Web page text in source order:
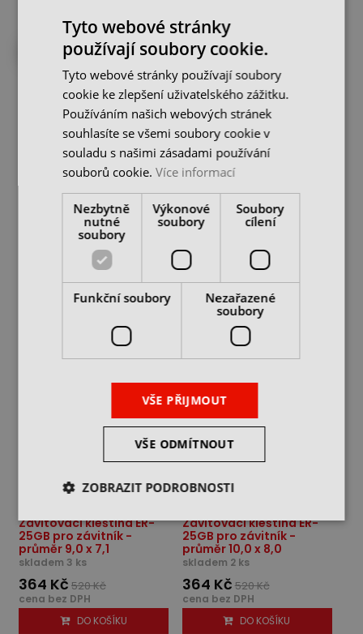
NA CESTĚ OD DODAVATELE
Závitovací kleština ER-
25GB pro závitník -
průměr 8,0 x 6,2
skladem u dodavatele
DO KOŠÍKU
NA CESTĚ OD DODAVATELE
Závitovací kleština ER-
25GB pro závitník -
průměr 8,5 x 6,5
520 Kč
DO KOŠÍKU
Závitovací kleština ER-
25GB pro závitník -
průměr 9,0 x 7,1
skladem 3 ks
364 Kč 520 Kč
-30%
cena bez DPH
DO KOŠÍKU
Závitovací kleština ER-
25GB pro závitník -
průměr 10,0 x 8,0
skladem 2 ks
364 Kč 520 Kč
cena bez DPH
DO KOŠÍKU
Tyto webové stránky
používají soubory cookie.
Tyto webové stránky používají soubory
cookie ke zlepšení uživatelského zážitku.
Používáním našich webových stránek
souhlasíte se všemi soubory cookie v
souladu s našimi zásadami používání
souborů cookie.Více informací
Nezbytně
nutné
soubory
Výkonové
soubory
Soubory
cílení
Funkční soubory
Nezařazené
soubory
VŠE PŘIJMOUT
VŠE ODMÍTNOUT
ZOBRAZIT PODROBNOSTI